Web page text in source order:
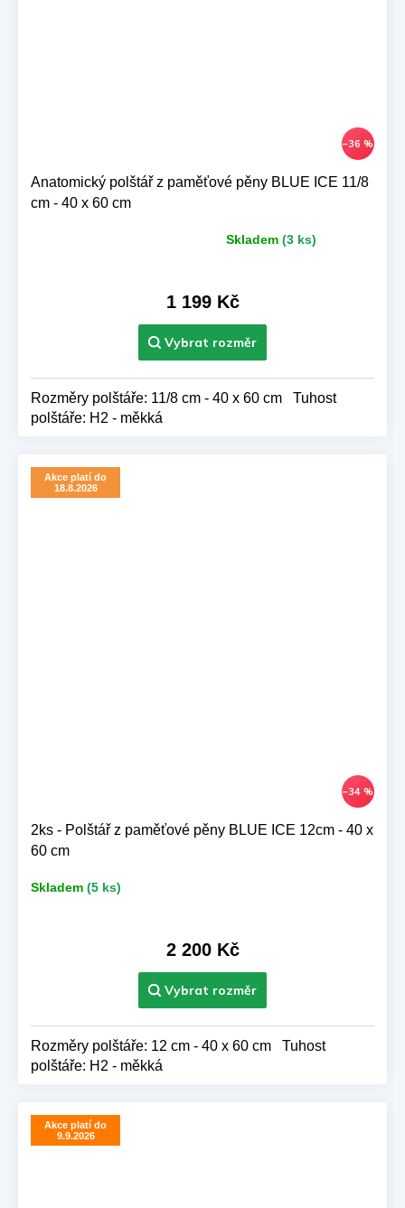
–36 %
Anatomický polštář z paměťové pěny BLUE ICE 11/8
cm - 40 x 60 cm
Skladem (3 ks)
1 199 Kč
Rozměry polštáře: 11/8 cm - 40 x 60 cm Tuhost
polštáře: H2 - měkká
Akce platí do
18.8.2026
–34 %
2ks - Polštář z paměťové pěny BLUE ICE 12cm - 40 x
60 cm
Skladem (5 ks)
2 200 Kč
Rozměry polštáře: 12 cm - 40 x 60 cm Tuhost
polštáře: H2 - měkká
Akce platí do
9.9.2026